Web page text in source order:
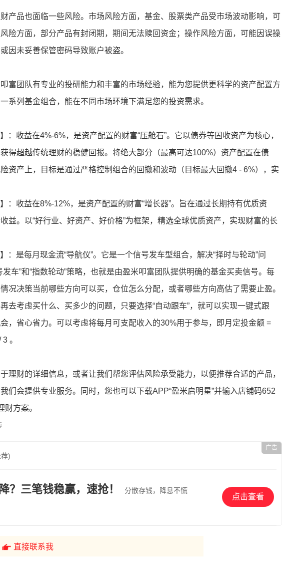
产品也面临一些风险。市场风险方面，基金、股票类产品受市场波动影响，可
险方面，部分产品有封闭期，期间无法赎回资金；操作风险方面，可能因误操
因未妥善保管密码导致账户被盗。
富团队有专业的投研能力和丰富的市场经验，能为您提供更科学的资产配置方
系列基金组合，能在不同市场环境下满足您的投资需求。
：收益在4%-6%，是资产配置的财富“压舱石”。它以债券等固收资产为核心，
得超越传统理财的稳健回报。将绝大部分（最高可达100%）资产配置在债
资产上，目标是通过严格控制组合的回撤和波动（目标最大回撤4 - 6%），实
：收益在8%-12%，是资产配置的财富“增长器”。旨在通过长期持有优质资
益。以“好行业、好资产、好价格”为框架，精选全球优质资产，实现财富的长
：是每月现金流“导航仪”。它是一个信号发车型组合，解决“择时与轮动”问
发车”和“指数轮动”策略，也就是由盈米叩富团队提供明确的基金买卖信号。每
况决策当前哪些方向可以买，仓位怎么分配，或者哪些方向高估了需要止盈。
去考虑买什么、买多少的问题，只要选择“自动跟车”，就可以实现一键式跟
，省心省力。可以考虑将每月可支配收入的30%用于参与，即月定投金额 =
。
理财的详细信息，或者让我们帮您评估风险承受能力，以便推荐合适的产品，
们会提供专业服务。同时，您也可以下载APP“盈米启明星”并输入店铺码652
财方案。
)
？三笔钱稳赢，速抢！ 分散存钱，降息不慌
点击查看
广告
直接联系我